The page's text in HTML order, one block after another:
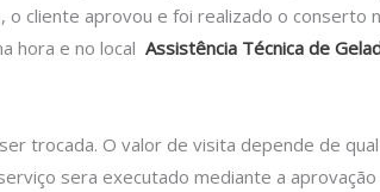
cliente aprovou e foi realizado o conserto
hora e no localAssistência Técnica de
trocada. O valor de visita depende de
sera executado mediante a